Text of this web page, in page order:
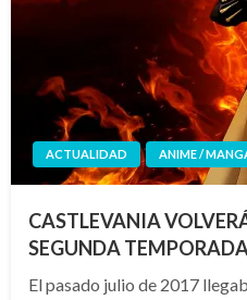
ACTUALIDAD ANIME /
CASTLEVANIA
SEGUNDA
El pasado julio de 2017